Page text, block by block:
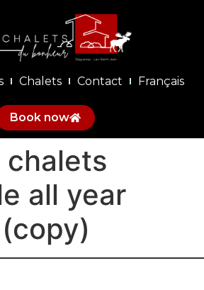
Chalets Contact Français
Book now
chalets
all year